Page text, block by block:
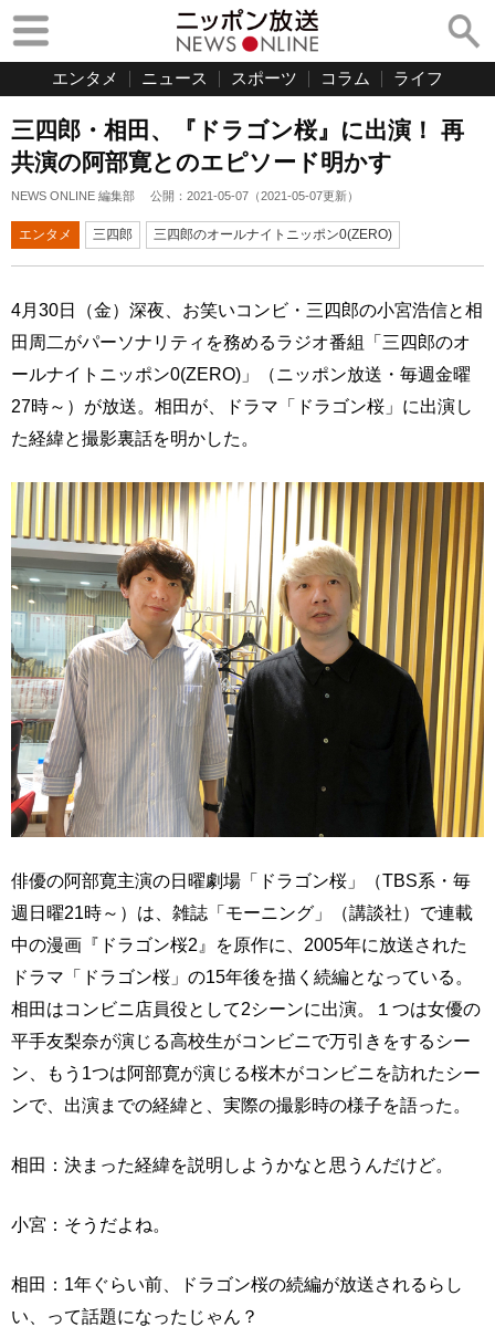
エンタメ ニュース スポーツ コラム ライフ
三四郎・相田、『ドラゴン桜』に出演！ 再
共演の阿部寛とのエピソード明かす
NEWS ONLINE 編集部 公開： 2021-05-07 （2021-05-07更新）
エンタメ 三四郎 三四郎のオールナイトニッポン0(ZERO)
4月30日（金）深夜、お笑いコンビ・三四郎の小宮浩信と相
田周二がパーソナリティを務めるラジオ番組「三四郎のオ
ールナイトニッポン0(ZERO)」（ニッポン放送・毎週金曜
27時～）が放送。相田が、ドラマ「ドラゴン桜」に出演し
た経緯と撮影裏話を明かした。
俳優の阿部寛主演の日曜劇場「ドラゴン桜」（TBS系・毎
週日曜21時～）は、雑誌「モーニング」（講談社）で連載
中の漫画『ドラゴン桜2』を原作に、2005年に放送された
ドラマ「ドラゴン桜」の15年後を描く続編となっている。
相田はコンビニ店員役として2シーンに出演。１つは女優の
平手友梨奈が演じる高校生がコンビニで万引きをするシー
ン、もう1つは阿部寛が演じる桜木がコンビニを訪れたシー
ンで、出演までの経緯と、実際の撮影時の様子を語った。
相田：決まった経緯を説明しようかなと思うんだけど。
小宮：そうだよね。
相田：1年ぐらい前、ドラゴン桜の続編が放送されるらし
い、って話題になったじゃん？